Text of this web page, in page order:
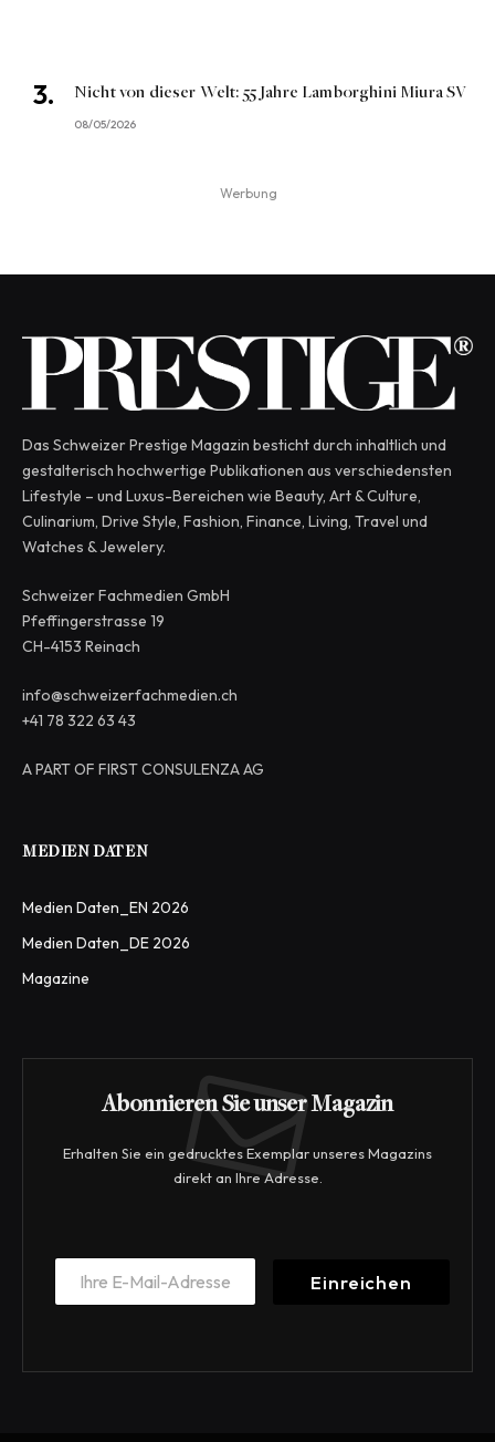
Nicht von dieser Welt: 55 Jahre Lamborghini Miura SV
08/05/2026
Werbung
Das Schweizer Prestige Magazin besticht durch inhaltlich und
gestalterisch hochwertige Publikationen aus verschiedensten
Lifestyle – und Luxus-Bereichen wie Beauty, Art & Culture,
Culinarium, Drive Style, Fashion, Finance, Living, Travel und
Watches & Jewelery.
Schweizer Fachmedien GmbH
Pfeffingerstrasse 19
CH-4153 Reinach
info@schweizerfachmedien.ch
+41 78 322 63 43
A PART OF FIRST CONSULENZA AG
MEDIEN DATEN
Medien Daten_EN 2026
Medien Daten_DE 2026
Magazine
Abonnieren Sie unser Magazin
Erhalten Sie ein gedrucktes Exemplar unseres Magazins
direkt an Ihre Adresse.
E
E
a
*
Einreichen